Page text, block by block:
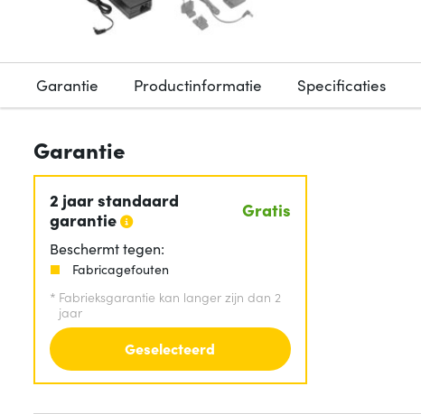
Garantie Productinformatie Specificaties
Garantie
2 jaar standaard
garantie
Gratis
Beschermt tegen:
Fabricagefouten
* Fabrieksgarantie kan langer zijn dan 2
jaar
Geselecteerd